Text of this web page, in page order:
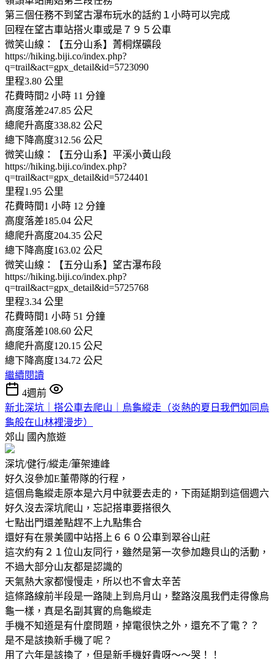
第三個任務不到望古瀑布玩水的話約１小時可以完成
回程在望古車站搭火車或是７９５公車
微笑山線：【五分山系】菁桐煤礦段
https://hiking.biji.co/index.php?
q=trail&act=gpx_detail&id=5723090
里程3.80 公里
花費時間2 小時 11 分鐘
高度落差247.85 公尺
總爬升高度338.82 公尺
總下降高度312.56 公尺
微笑山線：【五分山系】平溪小黃山段
https://hiking.biji.co/index.php?
q=trail&act=gpx_detail&id=5724401
里程1.95 公里
花費時間1 小時 12 分鐘
高度落差185.04 公尺
總爬升高度204.35 公尺
總下降高度163.02 公尺
微笑山線：【五分山系】望古瀑布段
https://hiking.biji.co/index.php?
q=trail&act=gpx_detail&id=5725768
里程3.34 公里
花費時間1 小時 51 分鐘
高度落差108.60 公尺
總爬升高度120.15 公尺
總下降高度134.72 公尺
繼續閱讀
4週前
新北深坑｜搭公車去爬山｜烏龜縱走（炎熱的夏日我們如同烏
龜般在山林裡漫步）
郊山 國內旅遊
深坑/健行/縱走/筆架連峰
好久沒參加E董帶隊的行程，
這個烏龜縱走原本是六月中就要去走的，下雨延期到這個週六
好久沒去深坑爬山，忘記搭車要搭很久
七點出門還差點趕不上九點集合
還好有在景美國中站搭上６６０公車到翠谷山莊
這次約有２１位山友同行，雖然是第一次參加趣貝山的活動，
不過大部分山友都是認識的
天氣熱大家都慢慢走，所以也不會太辛苦
這條路線前半段是一路陡上到烏月山，整路沒風我們走得像烏
龜一樣，真是名副其實的烏龜縱走
手機不知道是有什麼問題，掉電很快之外，還充不了電？？
是不是該換新手機了呢？
用了六年是該換了，但是新手機好貴呀～～哭！！